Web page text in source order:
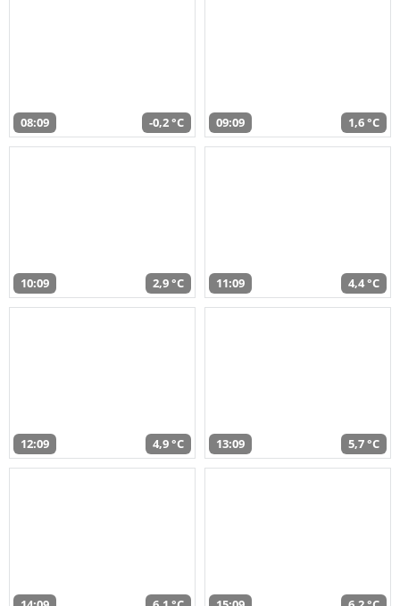
08:09 -0,2 °C 09:09 1,6 °C
10:09 2,9 °C 11:09 4,4 °C
12:09 4,9 °C 13:09 5,7 °C